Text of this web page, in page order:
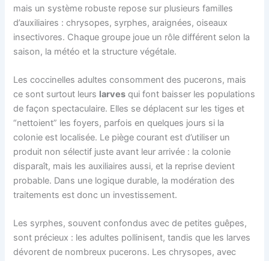
mais un système robuste repose sur plusieurs familles
d’auxiliaires : chrysopes, syrphes, araignées, oiseaux
insectivores. Chaque groupe joue un rôle différent selon la
saison, la météo et la structure végétale.
Les coccinelles adultes consomment des pucerons, mais
ce sont surtout leurs larves qui font baisser les populations
de façon spectaculaire. Elles se déplacent sur les tiges et
“nettoient” les foyers, parfois en quelques jours si la
colonie est localisée. Le piège courant est d’utiliser un
produit non sélectif juste avant leur arrivée : la colonie
disparaît, mais les auxiliaires aussi, et la reprise devient
probable. Dans une logique durable, la modération des
traitements est donc un investissement.
Les syrphes, souvent confondus avec de petites guêpes,
sont précieux : les adultes pollinisent, tandis que les larves
dévorent de nombreux pucerons. Les chrysopes, avec